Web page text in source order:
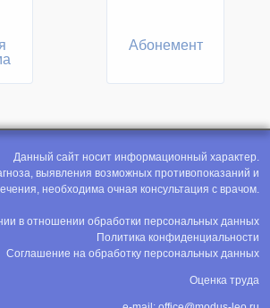
Абонемент
Данный сайт носит информационный характер.
выявления возможных противопоказаний и
необходима очная консультация с врачом.
в отношении обработки персональных данных
Политика конфиденциальности
Соглашение на обработку персональных данных
Оценка труда